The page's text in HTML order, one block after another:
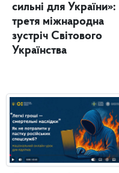
сильні для України»:
третя міжнародна
зустріч Світового
Українства